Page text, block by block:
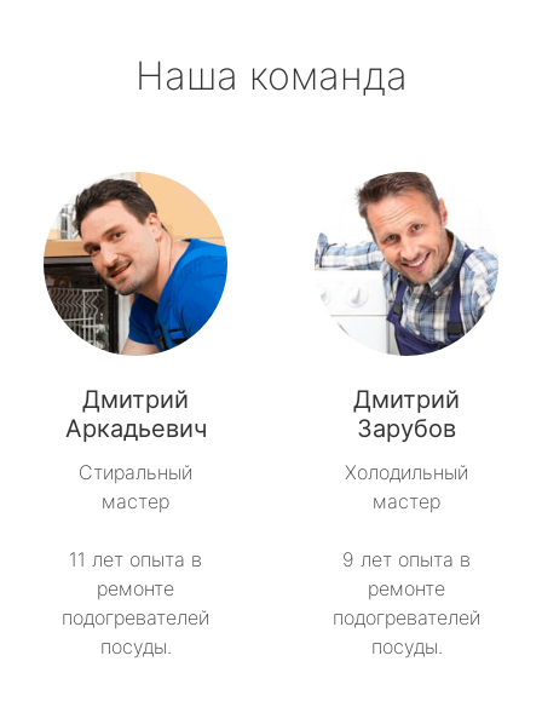
Наша команда
Дмитрий
Аркадьевич
Стиральный
мастер
11 лет опыта в
ремонте
подогревателей
посуды.
Дмитрий
Зарубов
Холодильный
мастер
9 лет опыта в
ремонте
подогревателей
посуды.